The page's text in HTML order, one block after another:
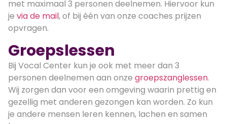
met maximaal 3 personen deelnemen. Hiervoor kun
je via de mail, of bij één van onze coaches prijzen
opvragen.
Groepslessen
Bij Vocal Center kun je ook met meer dan 3
personen deelnemen aan onze groepszanglessen.
Wij zorgen dan voor een omgeving waarin prettig en
gezellig met anderen gezongen kan worden. Zo kun
je andere mensen leren kennen, lachen en samen